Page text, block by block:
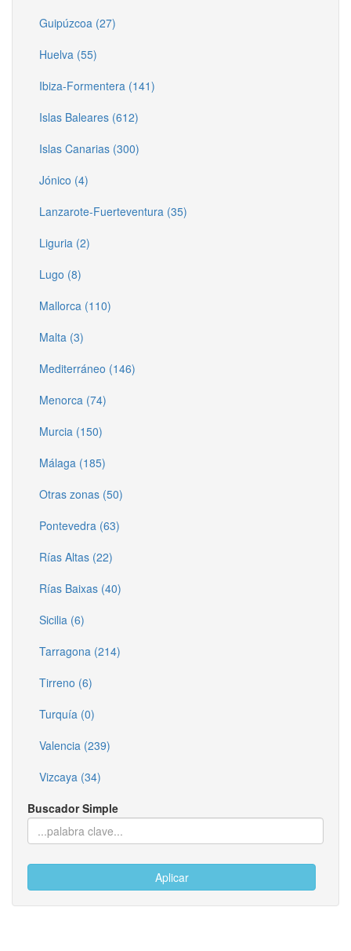
Guipúzcoa (27)
Huelva (55)
Ibiza-Formentera (141)
Islas Baleares (612)
Islas Canarias (300)
Jónico (4)
Lanzarote-Fuerteventura (35)
Liguria (2)
Lugo (8)
Mallorca (110)
Malta (3)
Mediterráneo (146)
Menorca (74)
Murcia (150)
Málaga (185)
Otras zonas (50)
Pontevedra (63)
Rías Altas (22)
Rías Baixas (40)
Sicilia (6)
Tarragona (214)
Tirreno (6)
Turquía (0)
Valencia (239)
Vizcaya (34)
Buscador Simple
Aplicar